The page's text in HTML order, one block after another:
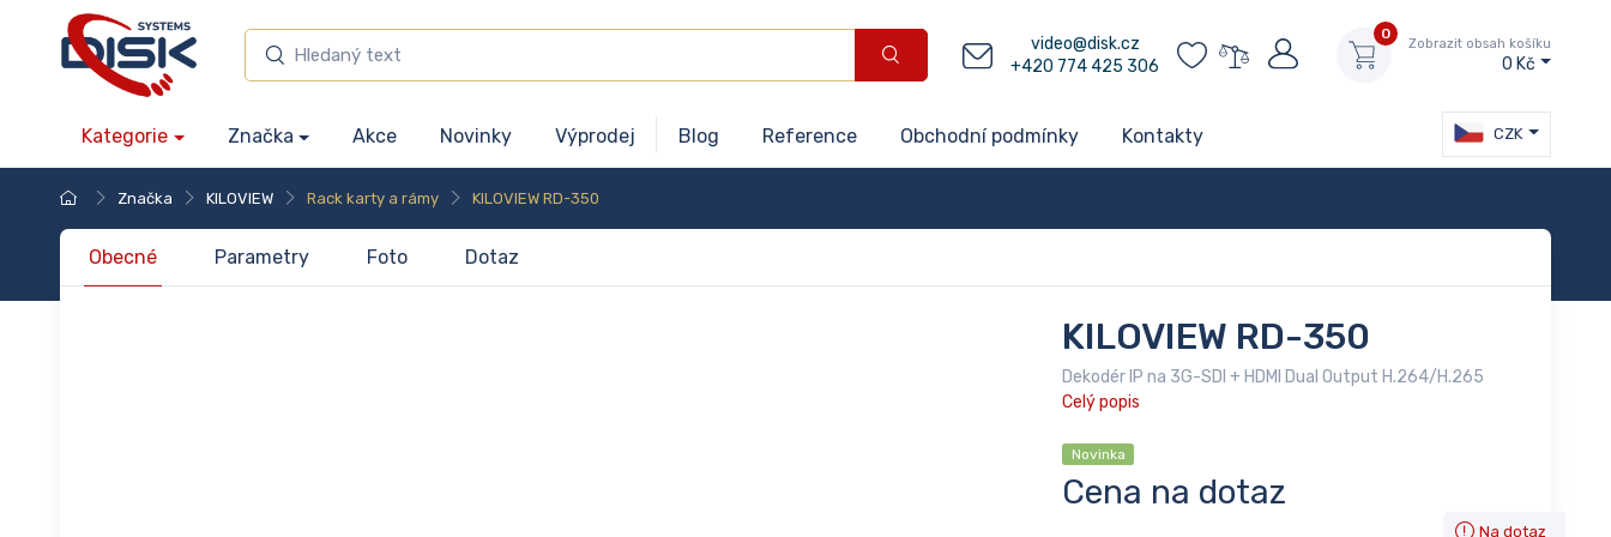
video@disk.cz
+420 774 425 306
0
Zobrazit obsah košíku
0 Kč
Kategorie Značka Akce Novinky Výprodej Blog Reference Obchodní podmínky Kontakty CZK
Značka KILOVIEW Rack karty a rámy KILOVIEW RD-350
Obecné Parametry Foto Dotaz
KILOVIEW RD-350
Dekodér IP na 3G-SDI + HDMI Dual Output H.264/H.265
Celý popis
Novinka
Cena na dotaz
Na dotaz